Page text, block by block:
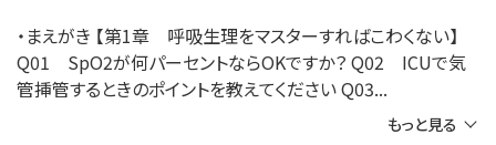
・まえがき 【第1章 呼吸生理をマスターすればこわくない】
Q01 SpO2が何パーセントならOKですか？ Q02 ICUで気
管挿管するときのポイントを教えてください Q03...
もっと見る